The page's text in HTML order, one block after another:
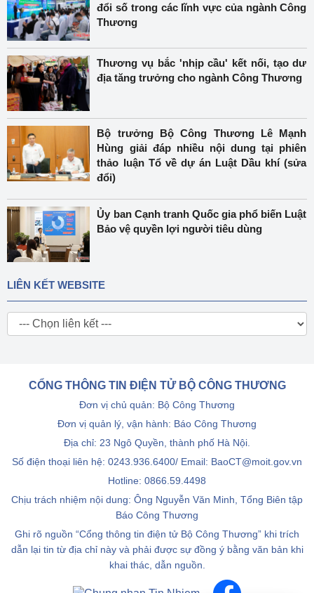
đổi số trong các lĩnh vực của ngành Công
Thương
Thương vụ bắc 'nhịp cầu' kết nối, tạo dư
địa tăng trưởng cho ngành Công Thương
Bộ trưởng Bộ Công Thương Lê Mạnh
Hùng giải đáp nhiều nội dung tại phiên
thảo luận Tổ về dự án Luật Dầu khí (sửa
đổi)
Ủy ban Cạnh tranh Quốc gia phổ biến Luật
Bảo vệ quyền lợi người tiêu dùng
LIÊN KẾT WEBSITE
CỔNG THÔNG TIN ĐIỆN TỬ BỘ CÔNG THƯƠNG
Đơn vị chủ quản: Bộ Công Thương
Đơn vị quản lý, vận hành: Báo Công Thương
Địa chỉ: 23 Ngô Quyền, thành phố Hà Nội.
Số điện thoại liên hệ: 0243.936.6400/ Email: BaoCT@moit.gov.vn
Hotline: 0866.59.4498
Chịu trách nhiệm nội dung: Ông Nguyễn Văn Minh, Tổng Biên tập
Báo Công Thương
Ghi rõ nguồn “Cổng thông tin điện tử Bộ Công Thương” khi trích
dẫn lại tin từ địa chỉ này và phải được sự đồng ý bằng văn bản khi
khai thác, dẫn nguồn.